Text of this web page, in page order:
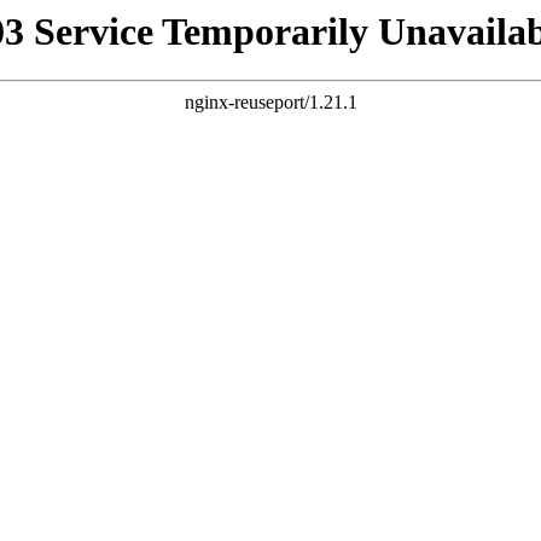
Service Temporarily
nginx-reuseport/1.21.1